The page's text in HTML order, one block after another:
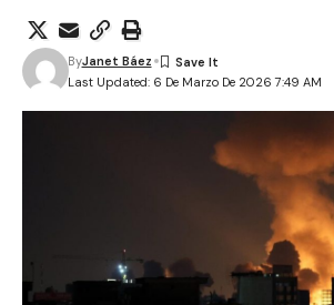
Last Updated: 6 De Marzo De 2026 7:49 AM
ByJanet Báez